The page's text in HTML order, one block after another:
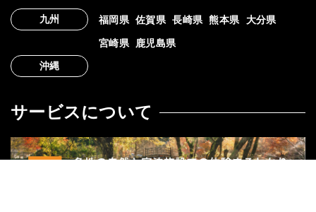
九州 福岡県 佐賀県 長崎県 熊本県 大分県
宮崎県
鹿児島県
沖縄
サービスについて